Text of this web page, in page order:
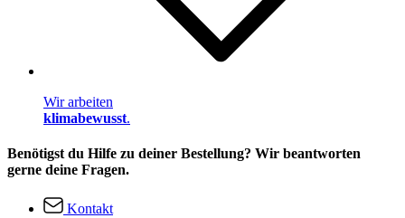
Wir arbeiten
klimabewusst.
Benötigst du Hilfe zu deiner Bestellung? Wir beantworten
gerne deine Fragen.
Kontakt